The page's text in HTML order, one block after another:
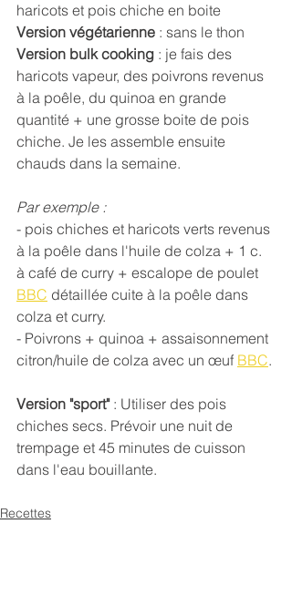
haricots et pois chiche en boite
Version végétarienne : sans le thon
Version bulk cooking : je fais des
haricots vapeur, des poivrons revenus
à la poêle, du quinoa en grande
quantité + une grosse boite de pois
chiche. Je les assemble ensuite
chauds dans la semaine.
Par exemple :
- pois chiches et haricots verts revenus
à la poêle dans l'huile de colza + 1 c.
à café de curry + escalope de poulet
BBC détaillée cuite à la poêle dans
colza et curry.
- Poivrons + quinoa + assaisonnement
citron/huile de colza avec un œuf BBC.
Version "sport" : Utiliser des pois
chiches secs. Prévoir une nuit de
trempage et 45 minutes de cuisson
dans l'eau bouillante.
Recettes